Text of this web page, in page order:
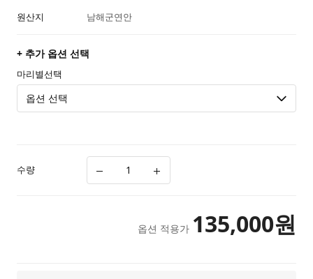
원산지
남해군연안
+ 추가 옵션 선택
마리별선택
수량
옵션 적용가 135,000원